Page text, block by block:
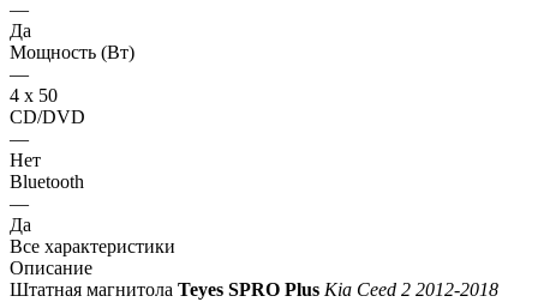
—
Да
Мощность (Вт)
—
4 х 50
CD/DVD
—
Нет
Bluetooth
—
Да
Все характеристики
Описание
Штатная магнитола Teyes SPRO Plus Kia Ceed 2 2012-2018